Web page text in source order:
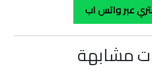
عبر واتس اب
مشابهة